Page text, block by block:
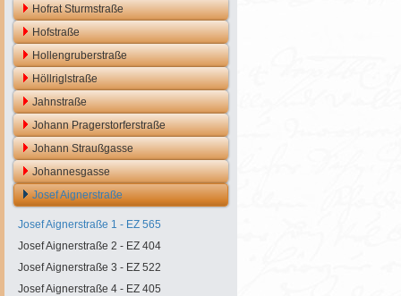
Hofrat Sturmstraße
Hofstraße
Hollengruberstraße
Höllriglstraße
Jahnstraße
Johann Pragerstorferstraße
Johann Straußgasse
Johannesgasse
Josef Aignerstraße
Josef Aignerstraße 1 - EZ 565
Josef Aignerstraße 2 - EZ 404
Josef Aignerstraße 3 - EZ 522
Josef Aignerstraße 4 - EZ 405